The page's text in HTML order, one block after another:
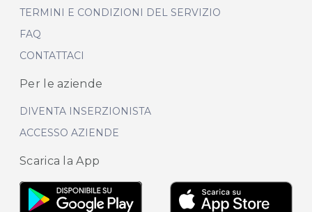
TERMINI E CONDIZIONI DEL SERVIZIO
FAQ
CONTATTACI
Per le aziende
DIVENTA INSERZIONISTA
ACCESSO AZIENDE
Scarica la App